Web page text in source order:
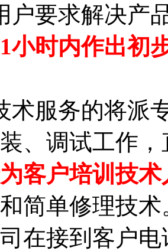
户要求解决产
1小时内作出初
术服务的将派
、调试工作
客户培训技术
简单修理技
在接到客户